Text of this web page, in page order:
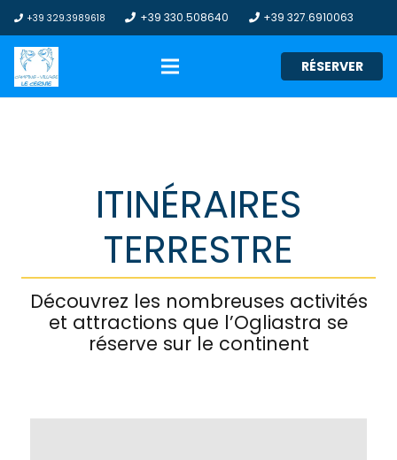
+39 329.3989618 +39 330.508640 +39 327.6910063
RÉSERVER
ITINÉRAIRES
TERRESTRE
Découvrez les nombreuses activités
et attractions que l’Ogliastra se
réserve sur le continent